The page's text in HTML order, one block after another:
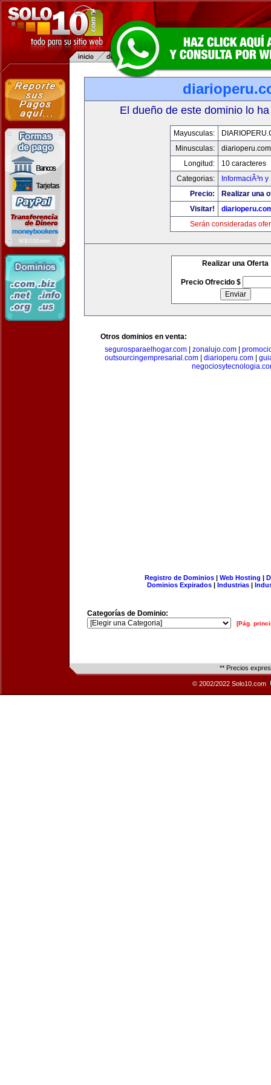
El dueño de este dominio lo
Mayusculas:
Minusculas:
diarioperu.com
Longitud:
10 caracteres
Categorias:
InformaciÃ³n
Precio:
Realizar una
Visitar!
Serán consideradas
Realizar una Oferta
Precio Ofrecido $
Otros dominios en venta:
segurosparaelhogar.com| zonalujo.com|
outsourcingempresarial.com| diarioperu.com|
Registro de Dominios| Web Hosting |
Dominios Expirados | Industrias |
Categorías de Dominio:
[Pág.
** Precios
© 2002/2022 Solo10.com